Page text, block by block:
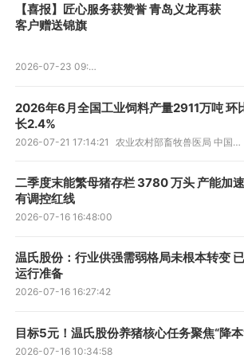
【喜报】匠心服务获赞誉 青岛义龙再获
客户赠送锦旗
2026-07-23 09:30:02
2026年6月全国工业饲料产量2911万吨 环
长2.4%
2026-07-21 17:14:21 农业农村部畜牧兽医局 中国饲料工业协会
二季度末能繁母猪存栏 3780 万头 产能加
有调控红线
2026-07-16 16:48:00
温氏股份：行业供强需弱格局未根本转变
运行准备
2026-07-16 16:27:42
目标5元！温氏股份养猪核心任务聚焦“降本
2026-07-16 10:34:58